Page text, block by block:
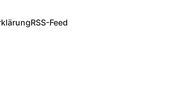
RSS-Feed